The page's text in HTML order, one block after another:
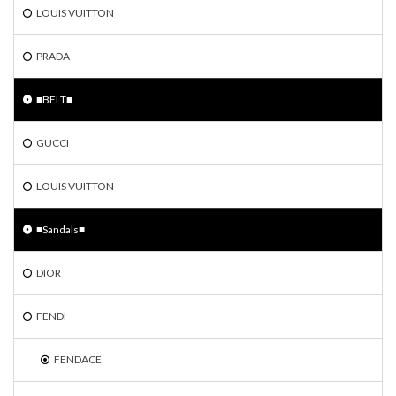
LOUIS VUITTON
PRADA
■BELT■
GUCCI
LOUIS VUITTON
■Sandals■
DIOR
FENDI
FENDACE